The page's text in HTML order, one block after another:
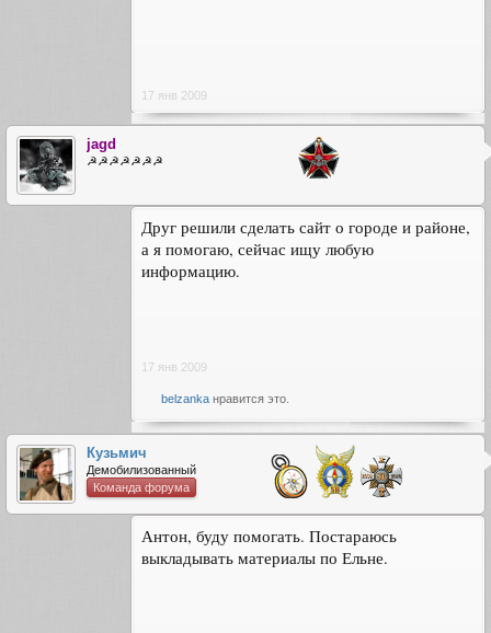
17 янв 2009
jagd
☭☭☭☭☭☭☭
Друг решили сделать сайт о городе и районе,
а я помогаю, сейчас ищу любую
информацию.
17 янв 2009
belzankaнравится это.
Кузьмич
Демобилизованный
Команда форума
Антон, буду помогать. Постараюсь
выкладывать материалы по Ельне.